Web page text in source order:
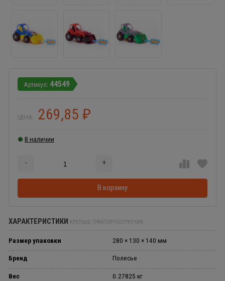
44549
ЦЕНА: 269,85 ₽
В наличии
- +
Добавляется...
В корзину
Добавлен
ХАРАКТЕРИСТИКИ КРЕПЫШ, ТРАКТОР-ПОГРУЗЧИК
Размер упаковки 280 × 130 × 140 мм
Бренд Полесье
Вес 0.27825 кг